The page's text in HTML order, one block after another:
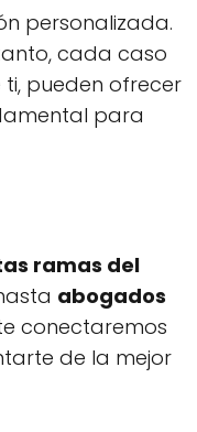
personalizada.
cada caso
pueden ofrecer
para
ramas del
abogados
conectaremos
de la mejor